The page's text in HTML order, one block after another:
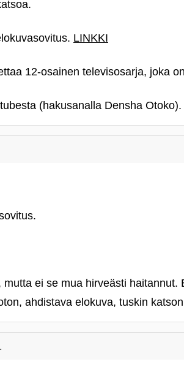
LINKKI
12-osainen televisosarja, joka
(hakusanalla Densha
ei se mua hirveästi haitannut.
ahdistava elokuva, tuskin